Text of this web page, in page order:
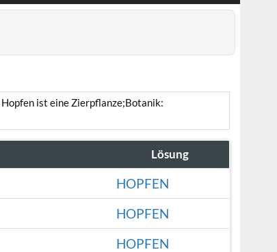
ist eine Zierpflanze;Botanik:
Lösung
HOPFEN
HOPFEN
HOPFEN